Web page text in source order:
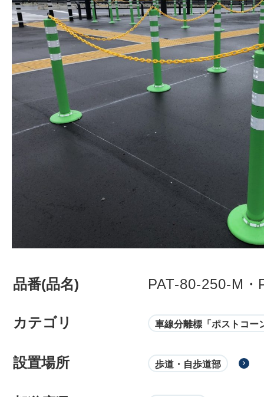
株式会社吾妻製作所 会社案内
品番(品名) PAT-80-250-M・
カテゴリ 車線分離標「ポストコー
設置場所 歩道・自歩道部